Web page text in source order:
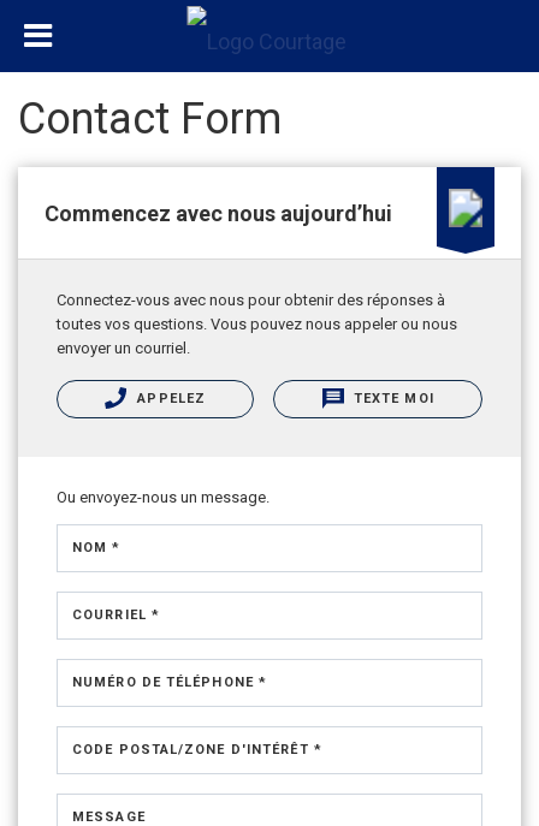
Contact Form
Commencez avec nous aujourd’hui
Connectez-vous avec nous pour obtenir des réponses à
toutes vos questions. Vous pouvez nous appeler ou nous
envoyer un courriel.
APPELEZ TEXTE MOI
Ou envoyez-nous un message.
NOM *
COURRIEL *
NUMÉRO DE TÉLÉPHONE *
CODE POSTAL/ZONE D'INTÉRÊT *
MESSAGE